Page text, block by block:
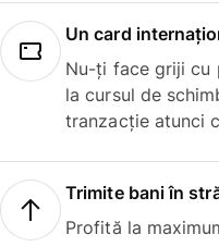
Un card
Nu-ți face griji cu
la cursul de
tranzacție atunci
Trimite bani în
Profită la